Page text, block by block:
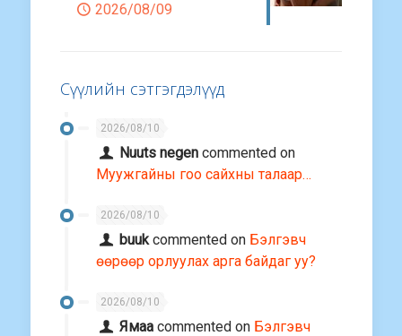
2026/08/09
Сүүлийн сэтгэгдэлүүд
2026/08/10
Nuuts negen commented on
Муужгайны гоо сайхны талаар…
2026/08/10
buukcommented on Бэлгэвч
өөрөөр орлуулах арга байдаг уу?
2026/08/10
Ямаа commented on Бэлгэвч